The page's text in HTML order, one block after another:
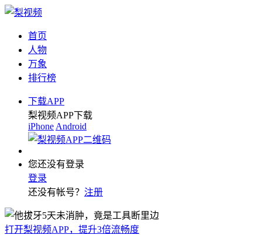
首页
人物
万象
排行榜
下载APP
梨视频APP下载
iPhone Android
您还没有登录
登录
还没有帐号？ 注册
打开梨视频APP，提升3倍流畅度